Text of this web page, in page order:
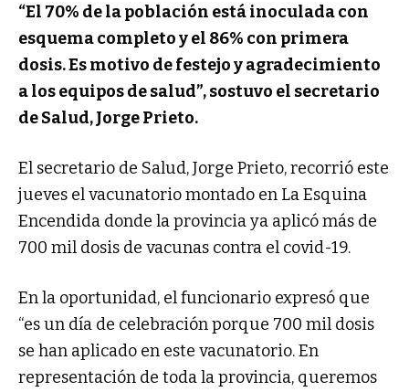
“El 70% de la población está inoculada con
esquema completo y el 86% con primera
dosis. Es motivo de festejo y agradecimiento
a los equipos de salud”, sostuvo el secretario
de Salud, Jorge Prieto.
El secretario de Salud, Jorge Prieto, recorrió este
jueves el vacunatorio montado en La Esquina
Encendida donde la provincia ya aplicó más de
700 mil dosis de vacunas contra el covid-19.
En la oportunidad, el funcionario expresó que
“es un día de celebración porque 700 mil dosis
se han aplicado en este vacunatorio. En
representación de toda la provincia, queremos